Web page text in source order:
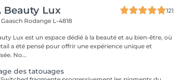
Beauty Lux
121
Rodange L-4818
Lux est un espace dédié à la beauté et au bien-être, où
a été pensé pour offrir une expérience unique et
personnalisée. No...
des tatouages